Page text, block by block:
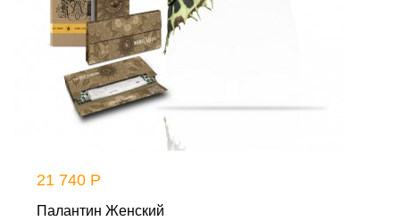
21 740 Р
Палантин Женский